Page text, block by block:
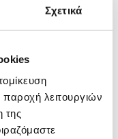
Σχετικά
λειτουργιών
της
to subscribers for a specific
Cyprus as year-